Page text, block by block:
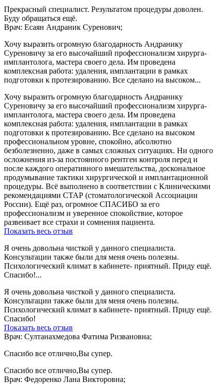
Прекрасный специалист. Результатом процедуры доволен.
Буду обращаться ещё.
Врач: Есаян Андраник Суренович;
Хочу выразить огромную благодарность Андранику
Суреновичу за его высочайший профессионализм хирурга-
имплантолога, мастера своего дела. Им проведена
комплексная работа: удаления, имплантации в рамках
подготовки к протезированию. Все сделано на высоком...
Хочу выразить огромную благодарность Андранику
Суреновичу за его высочайший профессионализм хирурга-
имплантолога, мастера своего дела. Им проведена
комплексная работа: удаления, имплантации в рамках
подготовки к протезированию. Все сделано на высоком
профессиональном уровне, спокойно, абсолютно
безболезненно, даже в самых сложных ситуациях. Ни одного
осложнения из-за постоянного рентген контроля перед и
после каждого оперативного вмешательства, доскональное
продумывание тактики хирургической и имплантационной
процедуры. Всё выполнено в соответствии с Клиническими
рекомендациями СТАР (стоматологической Ассоциации
России). Ещё раз, огромное СПАСИБО за его
профессионализм и уверенное спокойствие, которое
развеивает все страхи и сомнения пациента.
Показать весь отзыв
Я очень довольна чисткой у данного специалиста.
Консультации также были для меня очень полезны.
Психологический климат в кабинете- приятный. Приду ещё.
Спасибо!...
Я очень довольна чисткой у данного специалиста.
Консультации также были для меня очень полезны.
Психологический климат в кабинете- приятный. Приду ещё.
Спасибо!
Показать весь отзыв
Врач: Султанахмедова Фатима Ризвановна;
Спасибо все отлично,Вы супер.
Спасибо все отлично,Вы супер.
Врач: Федоренко Лана Викторовна;